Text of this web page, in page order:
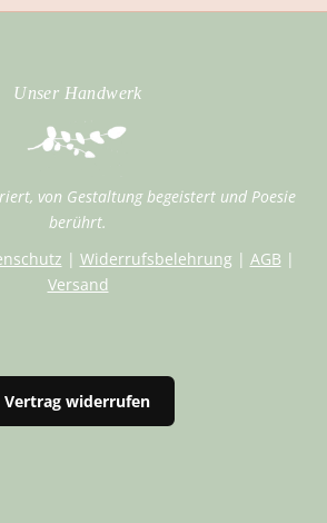
Unser Handwerk
von Gestaltung begeistert und Poesie
berührt.
| Widerrufsbelehrung | AGB |
Versand
Vertrag widerrufen